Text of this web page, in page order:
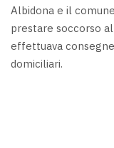
Albidona e il
prestare soccorso
effettuava
domiciliari.